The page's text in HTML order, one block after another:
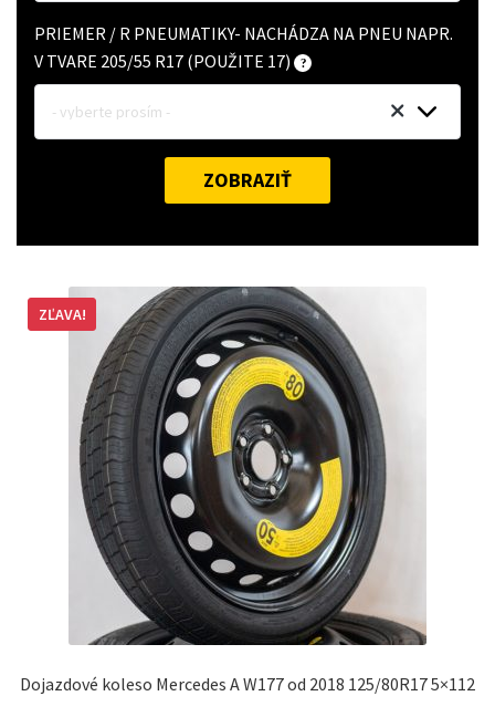
PRIEMER / R PNEUMATIKY- NACHÁDZA NA PNEU NAPR.
V TVARE 205/55 R17 (POUŽITE 17)
- vyberte prosím -
ZOBRAZIŤ
Dojazdové koleso Mercedes A W177 od 2018 125/80R17 5×112
ZĽAVA!